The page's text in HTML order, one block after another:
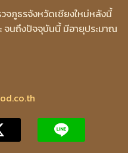
ภูธรจังหวัดเชียงใหม่หลังนี้
จนถึงปัจจุบันนี้ มีอายุประมาณ